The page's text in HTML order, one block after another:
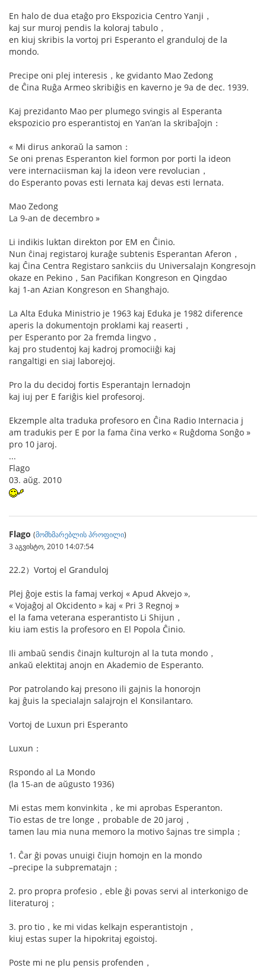
En halo de dua etaĝo pro Ekspozicia Centro Yanji，
kaj sur muroj pendis la koloraj tabulo，
en kiuj skribis la vortoj pri Esperanto el granduloj de la
mondo.
Precipe oni plej interesis，ke gvidanto Mao Zedong
de Ĉina Ruĝa Armeo skribiĝis en kaverno je 9a de dec. 1939.
Kaj prezidanto Mao per plumego svingis al Esperanta
ekspozicio pro esperantistoj en Yan’an la skribaĵojn：
« Mi dirus ankoraŭ la samon：
Se oni prenas Esperanton kiel formon por porti la ideon
vere internaciisman kaj la ideon vere revolucian，
do Esperanto povas esti lernata kaj devas esti lernata.
Mao Zedong
La 9-an de decembro »
Li indikis luktan direkton por EM en Ĉinio.
Nun ĉinaj registaroj kuraĝe subtenis Esperantan Aferon，
kaj Ĉina Centra Registaro sankciis du Universalajn Kongresojn
okaze en Pekino，5an Pacifikan Kongreson en Qingdao
kaj 1-an Azian Kongreson en Shanghajo.
La Alta Eduka Ministrio je 1963 kaj Eduka je 1982 diference
aperis la dokumentojn proklami kaj reaserti，
per Esperanto por 2a fremda lingvo，
kaj pro studentoj kaj kadroj promociiĝi kaj
rangaltigi en siaj laborejoj.
Pro la du decidoj fortis Esperantajn lernadojn
kaj iuj per E fariĝis kiel profesoroj.
Ekzemple alta traduka profesoro en Ĉina Radio Internacia j
am tradukis per E por la fama ĉina verko « Ruĝdoma Sonĝo »
pro 10 jaroj.
...
Flago
03. aŭg. 2010
Flago (მომხმარებლის პროფილი)
3 აგვისტო, 2010 14:07:54
22.2）Vortoj el Granduloj
Plej ĝoje estis la famaj verkoj « Apud Akvejo »,
« Vojaĝoj al Okcidento » kaj « Pri 3 Regnoj »
el la fama veterana esperantisto Li Shijun，
kiu iam estis la profesoro en El Popola Ĉinio.
Ili ambaŭ sendis ĉinajn kulturojn al la tuta mondo，
ankaŭ elektitaj anojn en Akademio de Esperanto.
Por patrolando kaj presono ili gajnis la honorojn
kaj ĝuis la specialajn salajrojn el Konsilantaro.
Vortoj de Luxun pri Esperanto
Luxun：
Rspondo al La Mondo
(la 15-an de aŭgusto 1936)
Mi estas mem konvinkita，ke mi aprobas Esperanton.
Tio estas de tre longe，probable de 20 jaroj，
tamen lau mia nuna memoro la motivo ŝajnas tre simpla；
1. Ĉar ĝi povas unuigi ĉiujn homojn en la mondo
–precipe la subprematajn；
2. pro propra profesio，eble ĝi povas servi al interkonigo de
literaturoj；
3. pro tio，ke mi vidas kelkajn esperantistojn，
kiuj estas super la hipokritaj egoistoj.
Poste mi ne plu pensis profenden，